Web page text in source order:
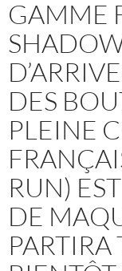
GAMME
DES
PLEINE
RUN)
DE
PARTIRA